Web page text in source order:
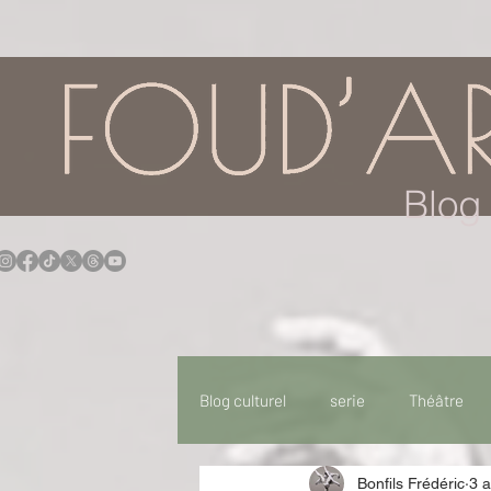
Blog
Blog culturel serie Théâtre
Bonfils Frédéric 3